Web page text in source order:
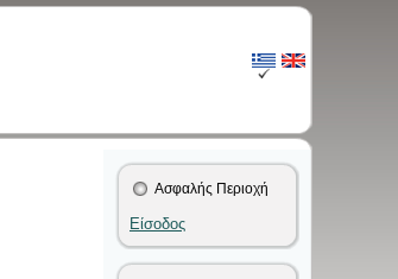
Ασφαλής Περιοχή
Είσοδος